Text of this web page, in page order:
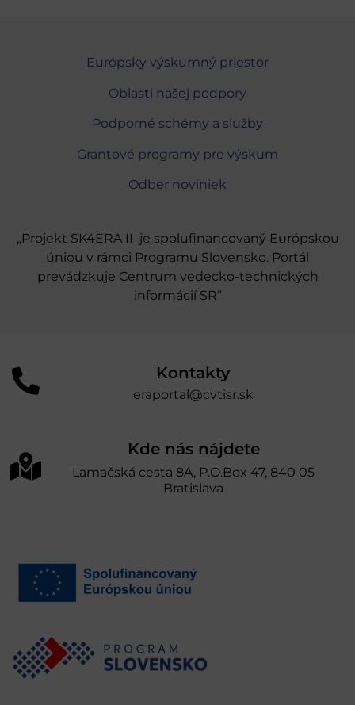
Európsky výskumný priestor
Oblasti našej podpory
Podporné schémy a služby
Grantové programy pre výskum
Odber noviniek
„Projekt SK4ERA II je spolufinancovaný Európskou
úniou v rámci Programu Slovensko. Portál
prevádzkuje Centrum vedecko-technických
informácií SR“
Kontakty
eraportal@cvtisr.sk
Kde nás nájdete
Lamačská cesta 8A, P.O.Box 47, 840 05
Bratislava